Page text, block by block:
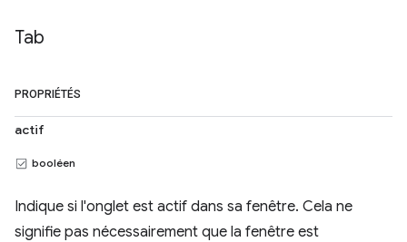
Tab
PROPRIÉTÉS
actif
booléen
Indique si l'onglet est actif dans sa fenêtre. Cela ne
signifie pas nécessairement que la fenêtre est